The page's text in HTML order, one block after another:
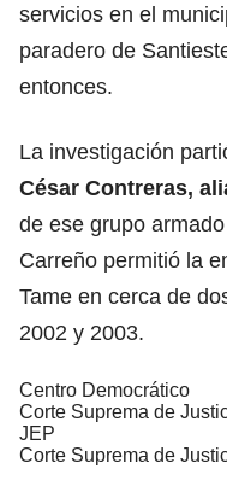
servicios en el
paradero de
entonces.
La investigación
César Contreras,
de ese grupo
Carreño permitió la
Tame en cerca de
2002 y 2003.
Centro Democrático
Corte Suprema de
JEP
Corte Suprema de